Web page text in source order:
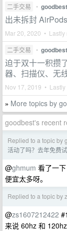
二手交易 • goodbest
出未拆封
Mar 20, 2020 • Lastly
二手交易 • goodbest
迫于双十一积攒
器、扫描仪、无
Nov 17, 2019 •
» More topics by
goodbest's recent
Replied to a topic by
活动了吗？去年免费
@ghmum 看了一
便宜太多呀。
Replied to a topic by
@zs1607212422
来说 60hz 和 120hz